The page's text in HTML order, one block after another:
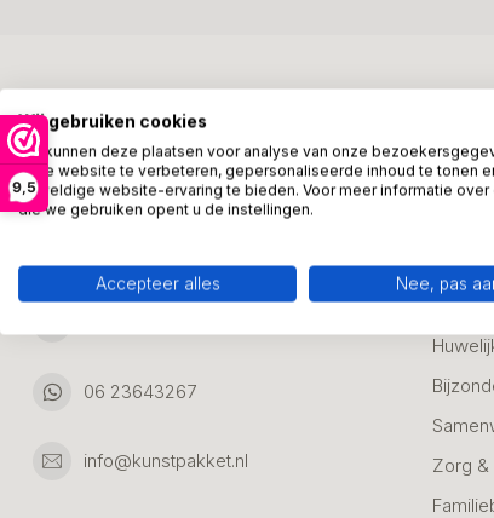
9,5
Kunstpakket Nederland
Adresgegevens:
Ambachtsweg 46
06 23643267
info@kunstpakket.nl
Alle
Zorg &
Wij gebruiken cookies
We kunnen deze plaatsen voor analyse van onze
onze website te verbeteren, gepersonaliseerde inhoud te tonen
geweldige website-ervaring te bieden. Voor meer informatie over
die we gebruiken opent u de instellingen.
Accepteer alles Nee, pas